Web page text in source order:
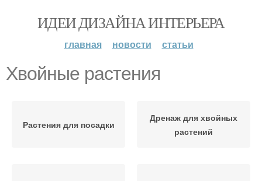
ИДЕИ ДИЗАЙНА ИНТЕРЬЕРА
главная новости статьи
Хвойные растения
Растения для посадки
Дренаж для хвойных
растений